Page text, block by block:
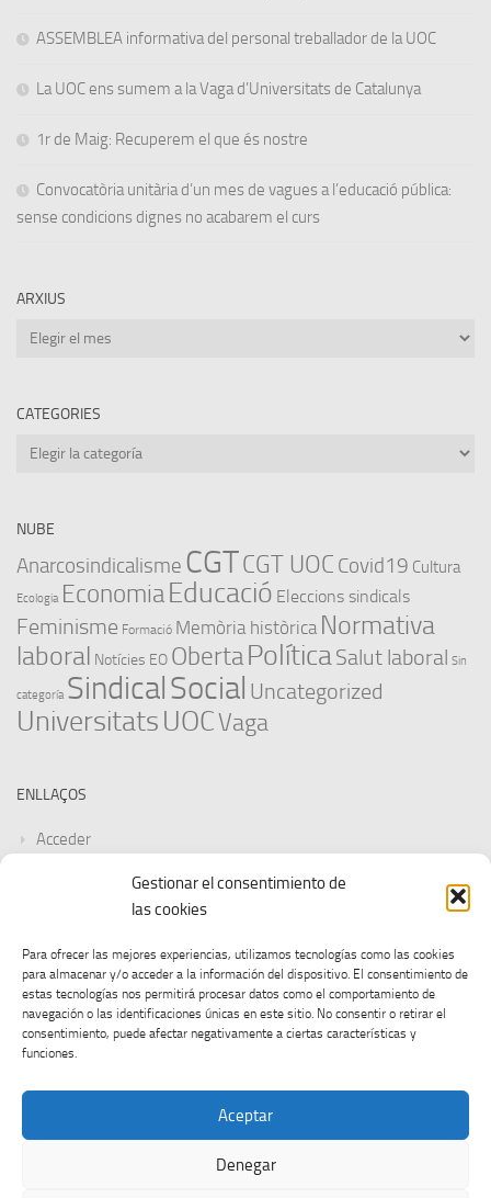
Gestionar el consentimiento de
las cookies
Para ofrecer las mejores experiencias, utilizamos tecnologías como las cookies
para almacenar y/o acceder a la información del dispositivo. El consentimiento de
estas tecnologías nos permitirá procesar datos como el comportamiento de
navegación o las identificaciones únicas en este sitio. No consentir o retirar el
consentimiento, puede afectar negativamente a ciertas características y
funciones.
Aceptar
Denegar
ASSEMBLEA informativa del personal treballador de la UOC
La UOC ens sumem a la Vaga d’Universitats de Catalunya
1r de Maig: Recuperem el que és nostre
Convocatòria unitària d’un mes de vagues a l’educació pública:
sense condicions dignes no acabarem el curs
ARXIUS
Arxius
CATEGORIES
Categories
NUBE
Anarcosindicalisme CGTCGT UOC Covid19 Cultura
Ecologia EconomiaEducació Eleccions sindicals
Feminisme Formació Memòria històrica Normativa
laboral Notícies EO ObertaPolíticaSalut laboral Sin
categoría SindicalSocial Uncategorized
UniversitatsUOCVaga
ENLLAÇOS
Acceder
Feed de entradas
WordPress.org